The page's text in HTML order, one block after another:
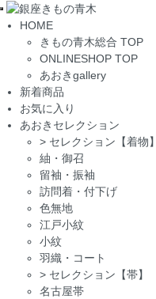
Toggle
navigation
HOME
きもの青木総合 TOP
ONLINESHOP TOP
あおきgallery
新着商品
お気に入り
あおきセレクション
> セレクション【着物】
紬・御召
留袖・振袖
訪問着・付下げ
色無地
江戸小紋
小紋
羽織・コート
> セレクション【帯】
名古屋帯